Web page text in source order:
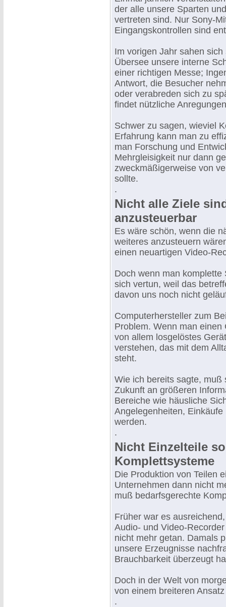
der alle unsere Sparten
vertreten sind. Nur Sony-
Eingangskontrollen sind
Im vorigen Jahr sahen
Übersee unsere interne
einer richtigen Messe;
Antwort, die Besucher
oder verabreden sich zu
findet nützliche
Schwer zu sagen, wieviel
Erfahrung kann man zu
man Forschung und
Mehrgleisigkeit nur dann
zweckmäßigerweise von
sollte.
.
Nicht alle Ziele
anzusteuerbar
Es wäre schön, wenn die
weiteres anzusteuern
einen neuartigen Video-
Doch wenn man
sich vertun, weil das
davon uns noch nicht
Computerhersteller zum
Problem. Wenn man
von allem losgelöstes
verstehen, das mit dem
steht.
Wie ich bereits sagte, muß
Zukunft an größeren
Bereiche wie häusliche
Angelegenheiten,
werden.
.
Nicht Einzelteile
Komplettsysteme
Die Produktion von Teilen
Unternehmen dann nicht
muß bedarfsgerechte
Früher war es
Audio- und Video-
nicht mehr getan. Damals
unsere Erzeugnisse
Brauchbarkeit überzeugt
Doch in der Welt von
von einem breiteren
.